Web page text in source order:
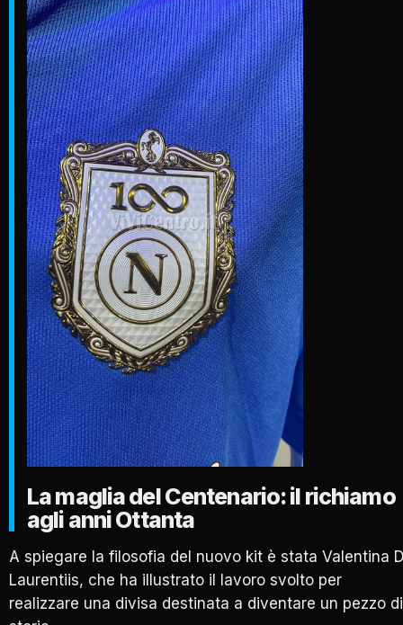
La maglia del Centenario: il richiamo
agli anni Ottanta
A spiegare la filosofia del nuovo kit è stata Valentina
Laurentiis, che ha illustrato il lavoro svolto per
realizzare una divisa destinata a diventare un pezzo di